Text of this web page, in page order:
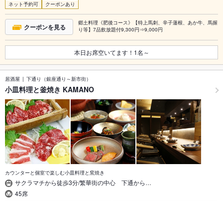
ネット予約可 クーポンあり
クーポンを見る
郷土料理《肥後コース》【特上馬刺、辛子蓮根、あか牛、馬握
り等】7品飲放題付9,300円⇒9,000円
本日お席空いてます！ 1名～
居酒屋 下通り（銀座通り～新市街）
小皿料理と釜焼き KAMANO
カウンターと個室で楽しむ小皿料理と窯焼き
サクラマチから徒歩3分/繁華街の中心 下通から…
45席